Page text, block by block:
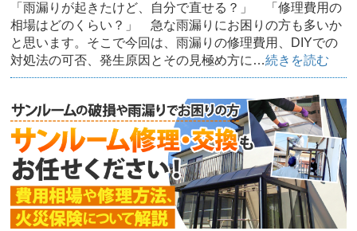
「雨漏りが起きたけど、自分で直せる？」 「修理費用の
相場はどのくらい？」 急な雨漏りにお困りの方も多いか
と思います。そこで今回は、雨漏りの修理費用、DIYでの
対処法の可否、発生原因とその見極め方に…続きを読む